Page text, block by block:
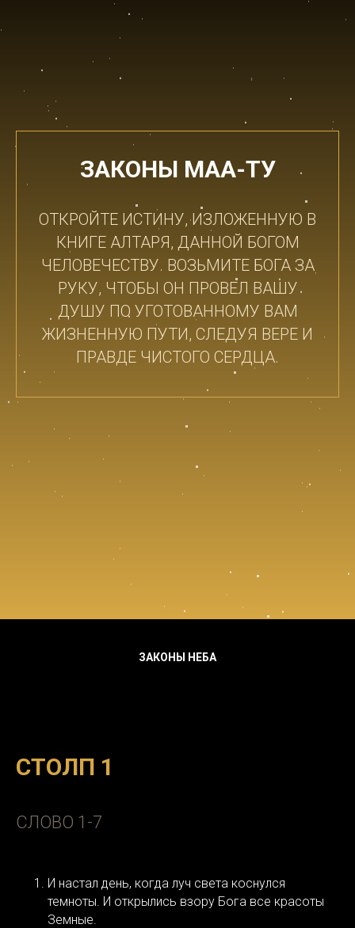
ЗАКОНЫ МАА-ТУ
ОТКРОЙТЕ ИСТИНУ, ИЗЛОЖЕННУЮ В
КНИГЕ АЛТАРЯ, ДАННОЙ БОГОМ
ЧЕЛОВЕЧЕСТВУ. ВОЗЬМИТЕ БОГА ЗА
РУКУ, ЧТОБЫ ОН ПРОВЕЛ ВАШУ
ДУШУ ПО УГОТОВАННОМУ ВАМ
ЖИЗНЕННУЮ ПУТИ, СЛЕДУЯ ВЕРЕ И
ПРАВДЕ ЧИСТОГО СЕРДЦА.
ЗАКОНЫ НЕБА
СТОЛП 1
СЛОВО 1-7
И настал день, когда луч света коснулся
темноты. И открылись взору Бога все красоты
Земные.